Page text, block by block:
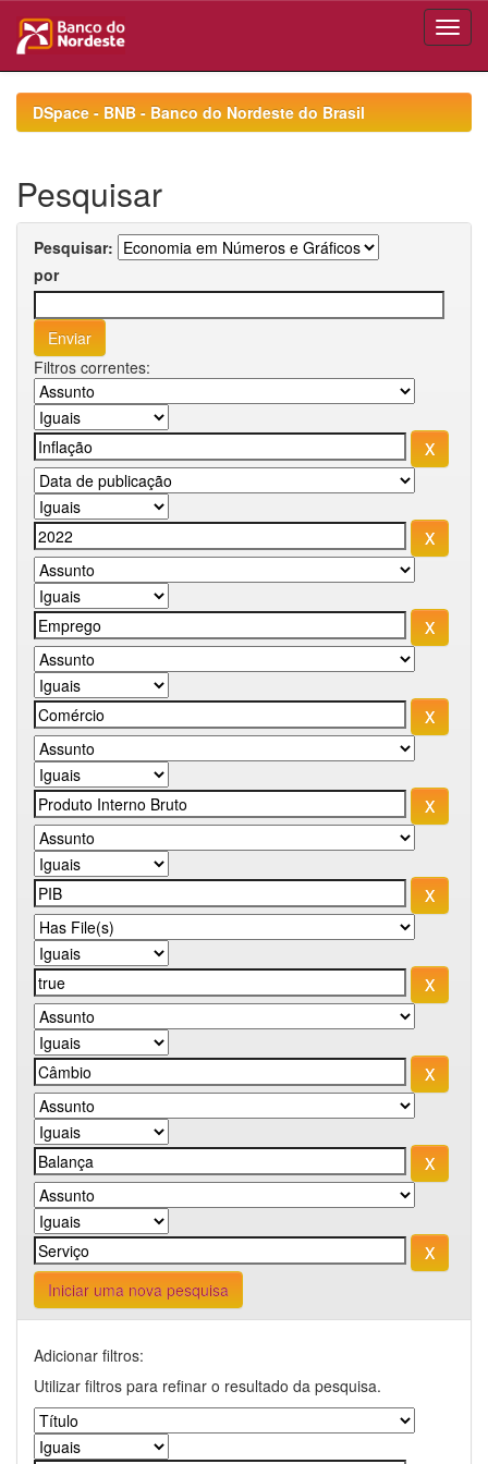
navigationDSpace - BNB - Banco do Nordeste do Brasil
Pesquisar
Pesquisar:
por
Filtros correntes:
Iniciar uma nova pesquisa
Adicionar filtros:
Utilizar filtros para refinar o resultado da pesquisa.